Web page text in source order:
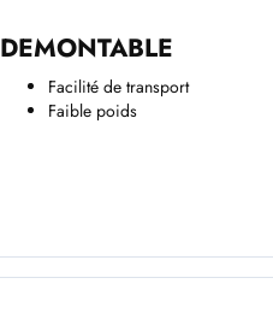
DEMONTABLE
Facilité de transport
Faible poids